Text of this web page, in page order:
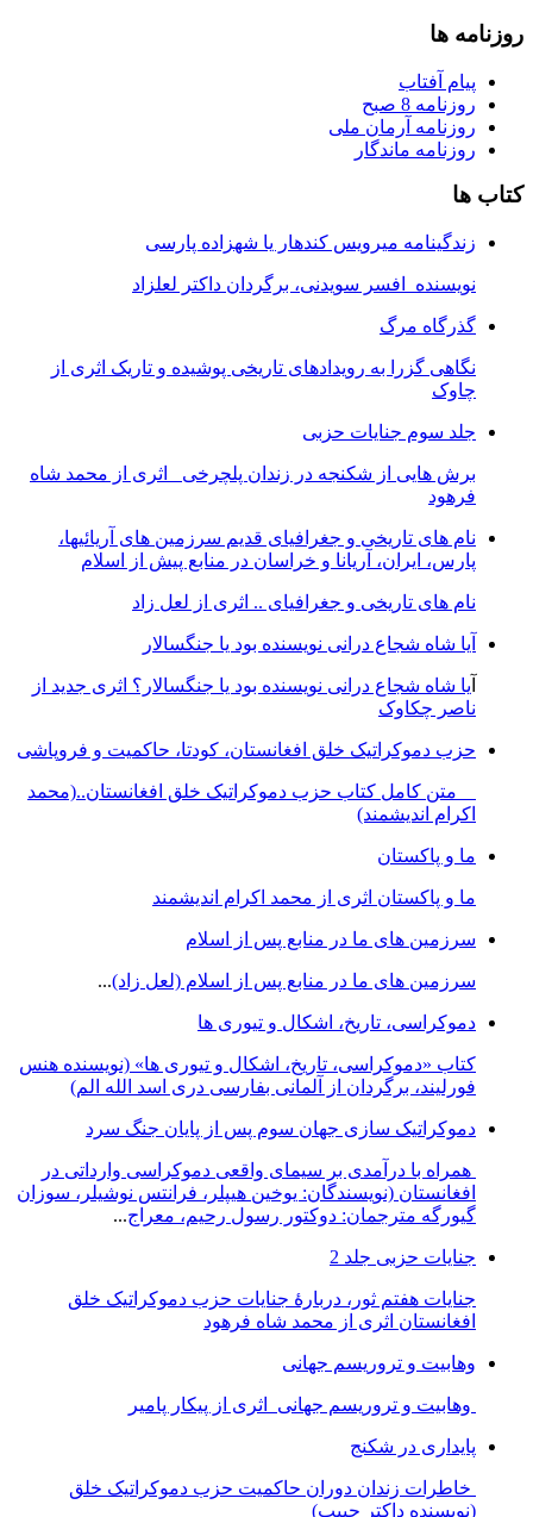
روزنامه ها
پیام آفتاب
روزنامه 8 صبح
روزنامه آرمان ملى
روزنامه ماندگار
کتاب ها
زندگینامه میرویس کندهار یا شهزاده پارسی
نویسنده افسر سویدنی، برگردان داکتر لعلزاد
گذرگاه مرگ
نگاهی گزرا به رویدادهای تاریخی پوشیده و تاریک اثری از
چاوک
جلد سوم جنایات حزبی
برش هایی از شکنجه در زندان پلچرخی اثری از محمد شاه
فرهود
نام های تاریخی و جغرافیای قدیم سرزمین های آریائیها،
پارس، ایران، آریانا و خراسان در منابع پیش از اسلام
نام های تاریخی و جغرافیای .. اثری از لعل زاد
آیا شاه شجاع درانی نویسنده بود یا جنگسالار
یا شاه شجاع درانی نویسنده بود یا جنگسالار؟ اثری جدید از
ناصر چکاوک
حزب دموکراتیک خلق افغانستان، کودتا، حاکمیت و فروپاشی
متن کامل کتاب حزب دموکراتیک خلق افغانستان..(محمد
اکرام اندیشمند)
ما و پاکستان
ما و پاکستان اثری از محمد اکرام اندیشمند
سرزمین های ما در منابع پس از اسلام
سرزمین های ما در منابع پس از اسلام (لعل زاد)...
دموکراسی، تاريخ، اشکال و تيوری ها
کتاب «دموکراسی، تاريخ، اشکال و تيوری ها» (نويسنده هنس
فورليند، برگردان از آلمانی بفارسی دری اسد الله الم)
دموکراتیک سازی جهان سوم پس از پایان جنگ سرد
همراه با درآمدی بر سیمای واقعی دموکراسی وارداتی در
افغانستان (نویسندگان: یوخین هیپلر، فرانتس نوشیلر، سوزان
گیورگه مترجمان: دوکتور رسول رحیم، معراج...
جنایات حزبی جلد 2
جنایات هفتم ثور، دربارۀ جنایات حزب دموکراتیک خلق
افغانستان اثری از محمد شاه فرهود
وهابیت و تروریسم جهانی
وهابیت و تروریسم جهانی اثری از پیکار پامیر
پایداری در شکنج
خاطرات زندان دوران حاکمیت حزب دموکراتیک خلق
(نویسنده داکتر حبیب)